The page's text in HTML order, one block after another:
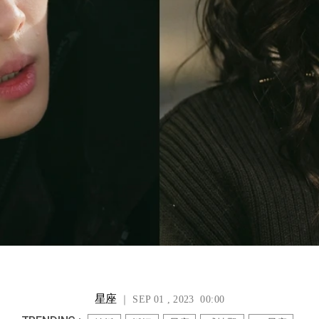
星座 ｜ SEP 01 , 2023 00:00